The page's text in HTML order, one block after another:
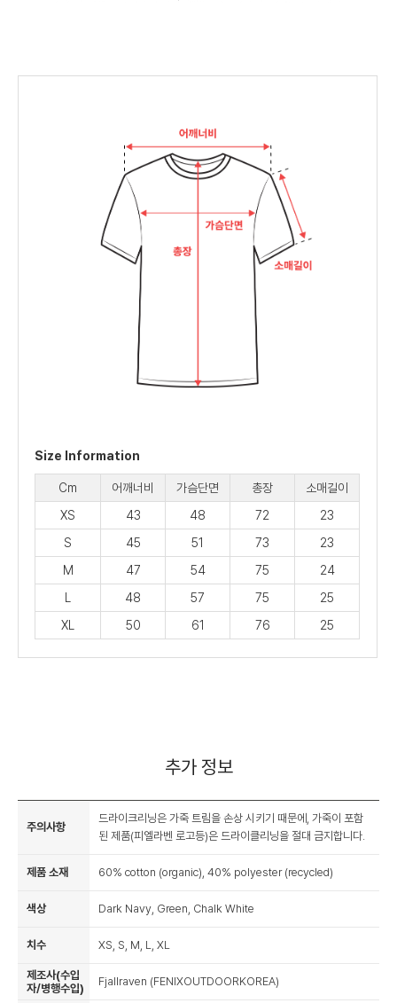
Size Information
Cm 어깨너비 가슴단면 총장
소매길이
XS
43 48 72
23
S
45 51 73
23
M
47 54 75
24
48 57 75
25
XL
50 61 76 25
추가 정보
주의사항
드라이크리닝은 가죽 트림을 손상 시키기 때문에, 가죽이 포함
된 제품(피엘라벤 로고등)은 드라이클리닝을 절대 금지합니다.
제품 소재 60% cotton (organic), 40% polyester (recycled)
색상 Dark Navy, Green, Chalk White
치수 XS, S, M, L, XL
제조사(수입
자/병행수입)
Fjallraven (FENIXOUTDOORKOREA)